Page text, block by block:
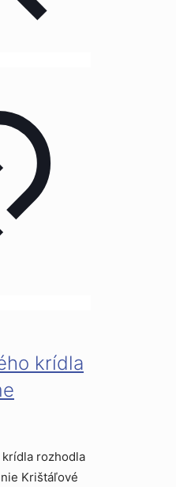
krídla
rozhodla
Krištáľové